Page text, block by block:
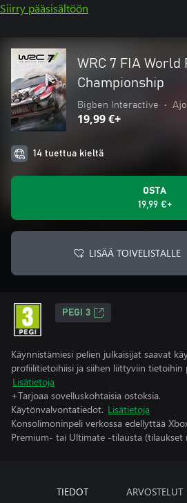
Siirry pääsisältöön
WRC 7 FIA World
Championship
Bigben Interactive •
19,99 €+
14 tuettua kieltä
OSTA
19,99 €+
LISÄÄ TOIVELISTALLE
PEGI 3
Käynnistämiesi pelien julkaisijat saavat
profiilitietoihiisi ja siihen liittyviin tietoihin
Lisätietoja
+Tarjoaa sovelluskohtaisia ostoksia.
Käytönvalvontatiedot. Lisätietoja
Konsolimoninpeli verkossa edellyttää
Premium- tai Ultimate -tilausta (tilaukset
TIEDOT ARVOSTELUT